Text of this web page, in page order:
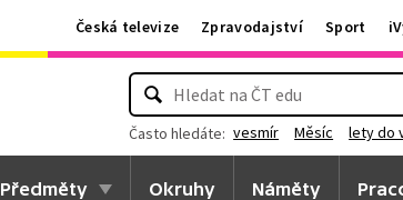
Česká televize Zpravodajství Sport
Často hledáte: vesmír Měsíc lety do
Předměty Okruhy Náměty